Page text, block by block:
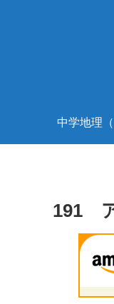
中学地理（
191